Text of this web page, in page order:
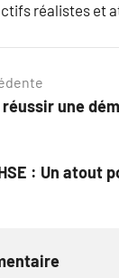
réalistes et
une
: Un atout